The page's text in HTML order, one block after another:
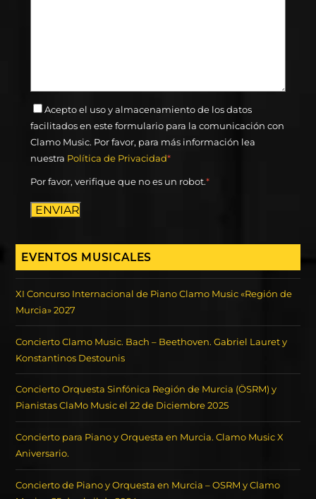
Acepto el uso y almacenamiento de los datos
facilitados en este formulario para la comunicación con
Clamo Music. Por favor, para más información lea
nuestra Política de Privacidad*
Por favor, verifique que no es un robot.*
ENVIAR
EVENTOS MUSICALES
XI Concurso Internacional de Piano Clamo Music «Región de
Murcia» 2027
Concierto Clamo Music. Bach – Beethoven. Gabriel Lauret y
Konstantinos Destounis
Concierto Orquesta Sinfónica Región de Murcia (ÖSRM) y
Pianistas ClaMo Music el 22 de Diciembre 2025
Concierto para Piano y Orquesta en Murcia. Clamo Music X
Aniversario.
Concierto de Piano y Orquesta en Murcia – OSRM y Clamo